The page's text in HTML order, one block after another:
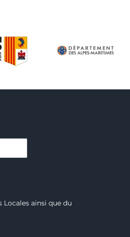
Locales ainsi que du